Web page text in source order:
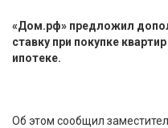
«Дом.рф» предложил
ставку при покупке
ипотеке.
Об этом сообщил